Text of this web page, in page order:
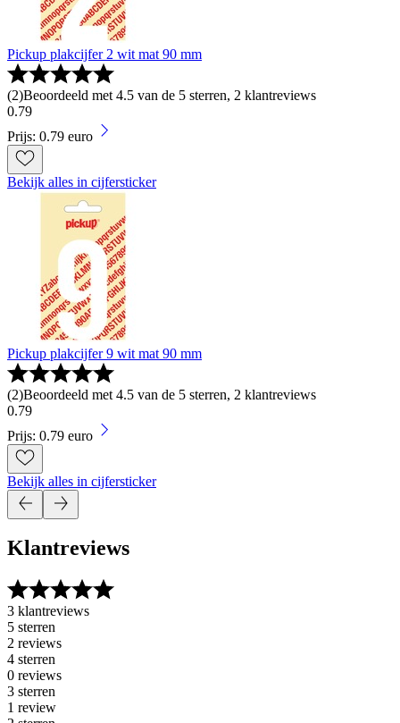
Pickup plakcijfer 2 wit mat 90 mm
(2)Beoordeeld met 4.5 van de 5 sterren, 2 klantreviews
0.79
Prijs: 0.79 euro
Bekijk alles in cijfersticker
Pickup plakcijfer 9 wit mat 90 mm
(2)Beoordeeld met 4.5 van de 5 sterren, 2 klantreviews
0.79
Prijs: 0.79 euro
Bekijk alles in cijfersticker
Klantreviews
3 klantreviews
5 sterren
2 reviews
4 sterren
0 reviews
3 sterren
1 review